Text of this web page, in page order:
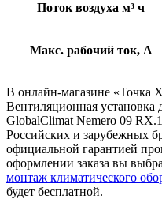
Поток воздуха м³ ч
Макс. рабочий ток, А
В онлайн-магазине «Точка
Вентиляционная
GlobalClimat Nemero 09
Российских и зарубежных
официальной гарантией
оформлении заказа вы
монтаж климатического
будет бесплатной.